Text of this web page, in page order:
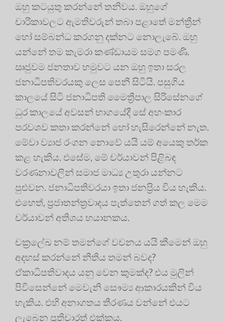
ඔහු කටයුතු කරන්නේ තනිවය. ඔහුගේ
චාරිකාවලට ඇමතිවරුන් තබා පළාතේ මන්ත්‍රීන්
හෝ සම්බන්ධ කරගනු දක්නට නොලැබේ. ඔහු
යන්නේ තම කැමරා කණ්ඩායම සමග පමණි.
ඍජුවම ජනතාව හමුවට යන ඔහු ඉතා සරල
ජනාධිපතිවරයකු ලෙස පෙනී සිටියි. පසුගිය
කාලයේ සිටි ජනාධිපති මෛත්‍රීපාල සිරිසේනගේ
ධුර කාලයේ අවසන් භාගයේදී සේ අහංකාර
පරවශව කතා කරන්නේ හෝ හැසිරෙන්නේ නැත.
මේවා ව්‍යාජ රංගන නොවේ යයි යම් අයෙකු තර්ක
කළ හැකිය. එසේම, මේ චර්යාවන් පිළිබඳ
වරණනාවලින් සමාජ මාධ්‍ය උතුරා යන්නට
පුළුවන. ජනාධිපතිවරයා ඉතා ජනප්‍රිය විය හැකිය.
එහෙත්, ප්‍රජාතන්ත්‍රවාදය පැත්තෙන් ගත් කල මෙම
චර්යාවන් අතිශය භයානකය.
චක්‍රලේඛ නම් තමන්ගේ වචනය යයි කීමෙන් ඔහු
අදහස් කරන්නේ නීතිය තමන් බවද?
ඒකාධිපතිවාදය යනු වෙන කුමක්ද? එය මුලින්
පිවිසෙන්නේ මෙවැනි සෞම්‍ය ආකාරයකින් විය
හැකිය. එහි අනාගතය තීරණය වන්නේ එයට
ලැබෙන ප්‍රතිචාරත් එක්කය.